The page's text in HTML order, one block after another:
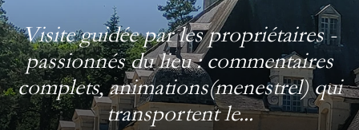
Visite guidée par les propriétaires -
passionnés du lieu : commentaires
complets, animations(menestrel) qui
transportent le...